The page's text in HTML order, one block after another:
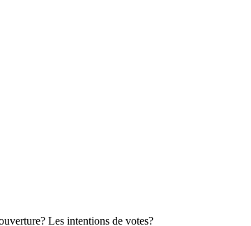
Les intentions de votes?